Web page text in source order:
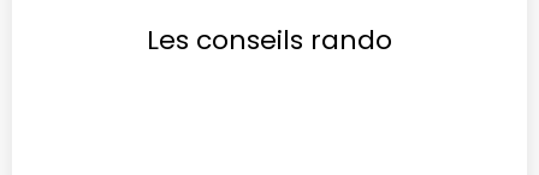
Les conseils rando